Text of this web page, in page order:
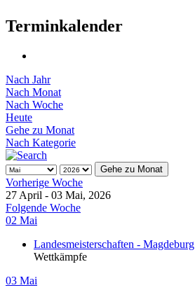
Terminkalender
Nach Jahr
Nach Monat
Nach Woche
Heute
Gehe zu Monat
Nach Kategorie
Gehe zu Monat
Vorherige Woche
27 April - 03 Mai, 2026
Folgende Woche
02 Mai
Landesmeisterschaften - Magdeburg
Wettkämpfe
03 Mai